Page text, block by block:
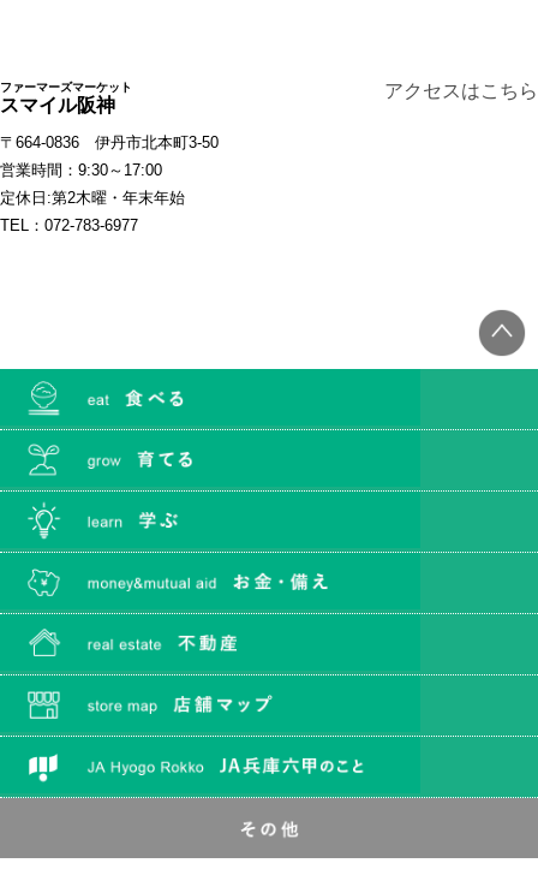
ファーマーズマーケット
スマイル阪神
〒664-0836 伊丹市北本町3-50
営業時間：9:30～17:00
定休日:第2木曜・年末年始
TEL：072-783-6977
アクセスはこちら